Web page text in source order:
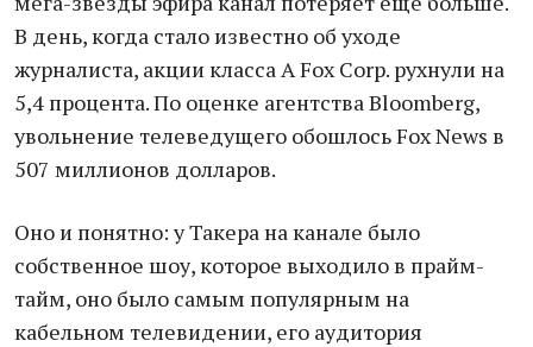
В день, когда стало известно об уходе
журналиста, акции класса А Fox Corp. рухнули на
5,4 процента. По оценке агентства Bloomberg,
увольнение телеведущего обошлось Fox News в
507 миллионов долларов.
Оно и понятно: у Такера на канале было
собственное шоу, которое выходило в прайм-
тайм, оно было самым популярным на
кабельном телевидении, его аудитория